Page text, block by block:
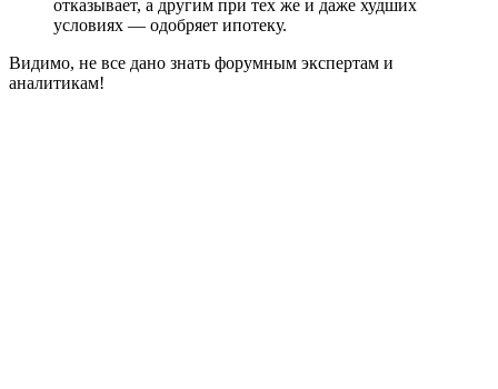
отказывает, а другим при тех же и даже худших
условиях — одобряет ипотеку.
Видимо, не все дано знать форумным экспертам и
аналитикам!